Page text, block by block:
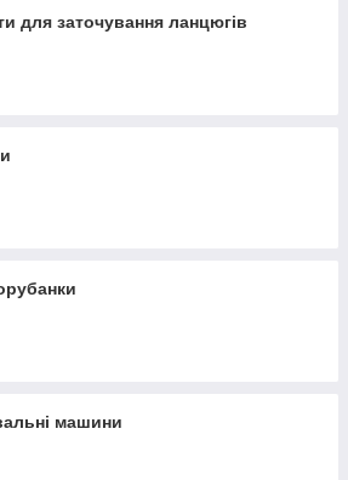
для заточування ланцюгів
машини